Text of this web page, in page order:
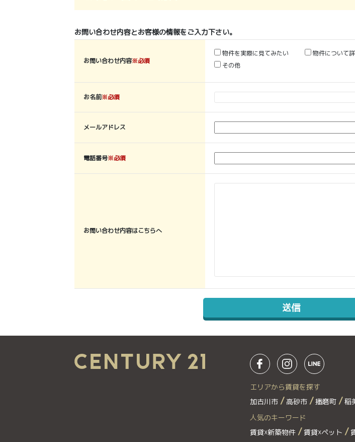
お問い合わせ内容とお客様の情報をご入力下さい。
お問い合わせ内容※必須
物件を実際に見てみたい 物件について
その他
お名前※必須
メールアドレス
電話番号※必須
お問い合わせ内容はこちらへ
エリアから賃貸を探す
加古川市
高砂市 播磨町 稲
人気のキーワード
賃貸☓新築物件
賃貸☓ペット